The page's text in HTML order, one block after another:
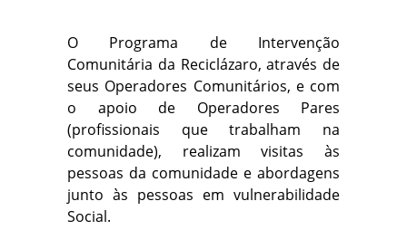
O Programa de Intervenção
Comunitária da Reciclázaro, através de
seus Operadores Comunitários, e com
o apoio de Operadores Pares
(profissionais que trabalham na
comunidade), realizam visitas às
pessoas da comunidade e abordagens
junto às pessoas em vulnerabilidade
Social.